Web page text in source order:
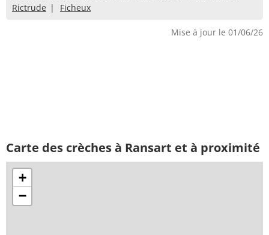
Rictrude
Ficheux
Mise à jour le 01/06/26
Carte des crèches à Ransart et à proximité
+
−